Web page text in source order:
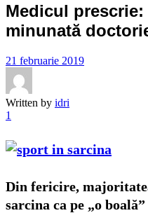
Medicul
minunată
21 februarie 2019
Written by idri
1
Din fericire,
sarcina ca pe „o